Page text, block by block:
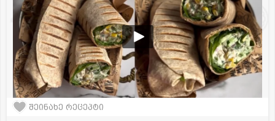
შეინახე რეცეპტი